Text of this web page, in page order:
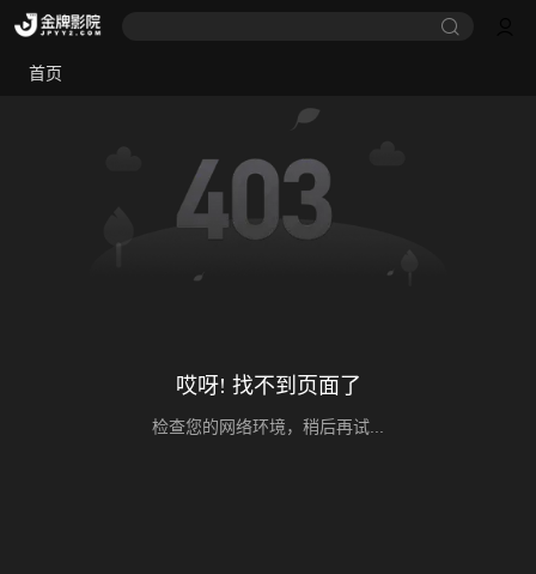
首页
哎呀! 找不到页面了
检查您的网络环境，稍后再试...